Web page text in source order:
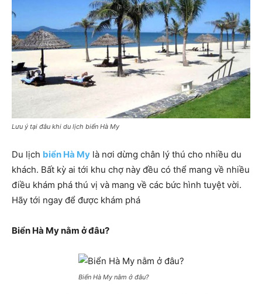
Lưu ý tại đâu khi du lịch biển Hà My
Du lịch biển Hà My là nơi dừng chân lý thú cho nhiều du
khách. Bất kỳ ai tới khu chợ này đều có thể mang về nhiều
điều khám phá thú vị và mang về các bức hình tuyệt vời.
Hãy tới ngay để được khám phá
Biển Hà Mynằm ở đâu?
Biển Hà My nằm ở đâu?